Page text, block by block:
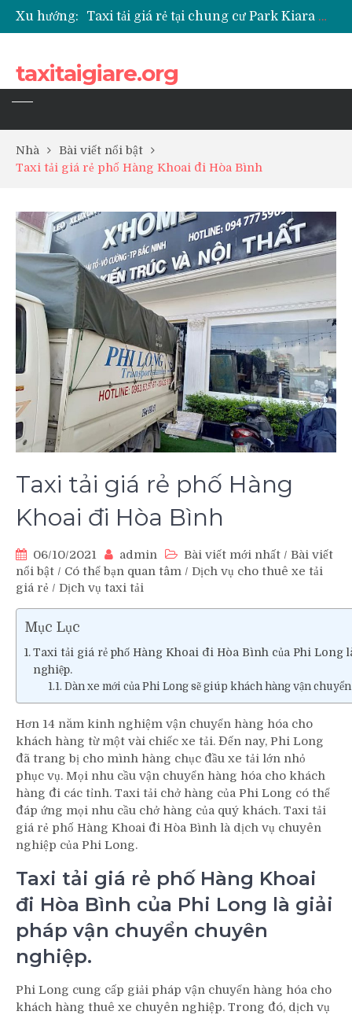
Xu hướng:
Taxi tải giá rẻ tại chung cư Park Kiara Hà Đông
Taxi tải giá rẻ tại chung cư Grande Park Phú Lãm
taxitaigiare.org
Nhà
Bài viết nổi bật
Taxi tải giá rẻ phố Hàng Khoai đi Hòa Bình
Taxi tải giá rẻ phố Hàng
Khoai đi Hòa Bình
06/10/2021 admin Bài viết mới nhất / Bài viết
nổi bật / Có thể bạn quan tâm / Dịch vụ cho thuê xe tải
giá rẻ / Dịch vụ taxi tải
Mục Lục
Taxi tải giá rẻ phố Hàng Khoai đi Hòa Bình của Phi Long
nghiệp.
Dàn xe mới của Phi Long sẽ giúp khách hàng vận
Hơn 14 năm kinh nghiệm vận chuyển hàng hóa cho
khách hàng từ một vài chiếc xe tải. Đến nay, Phi Long
đã trang bị cho mình hàng chục đầu xe tải lớn nhỏ
phục vụ. Mọi nhu cầu vận chuyển hàng hóa cho khách
hàng đi các tỉnh. Taxi tải chở hàng của Phi Long có thể
đáp ứng mọi nhu cầu chở hàng của quý khách. Taxi tải
giá rẻ phố Hàng Khoai đi Hòa Bình là dịch vụ chuyên
nghiệp của Phi Long.
Taxi tải giá rẻ phố Hàng Khoai
đi Hòa Bình của Phi Long là giải
pháp vận chuyển chuyên
nghiệp.
Phi Long cung cấp giải pháp vận chuyển hàng hóa cho
khách hàng thuê xe chuyên nghiệp. Trong đó, dịch vụ